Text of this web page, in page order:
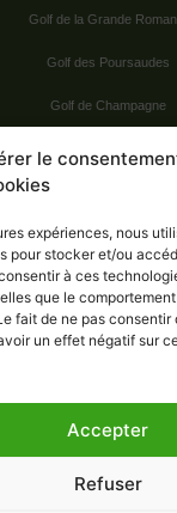
le
expériences, nous
pour stocker et/ou
à ces
que le
fait de ne pas consentir
un effet négatif sur
Accepter
Refuser
Golf de la Grande
Golf des Poursaudes
Golf de Champagne
Vie pratique
Nous contacter
Administration